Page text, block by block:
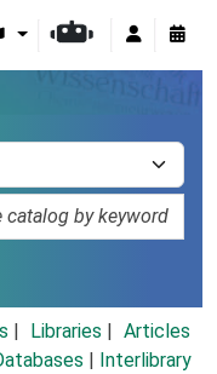
Libraries
Articles
Interlibrary